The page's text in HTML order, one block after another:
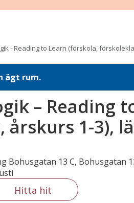
- Reading to Learn (förskola,
ägt rum.
– Reading
1-3),
Bohusgatan 13 C, Bohusgatan
Hitta hit